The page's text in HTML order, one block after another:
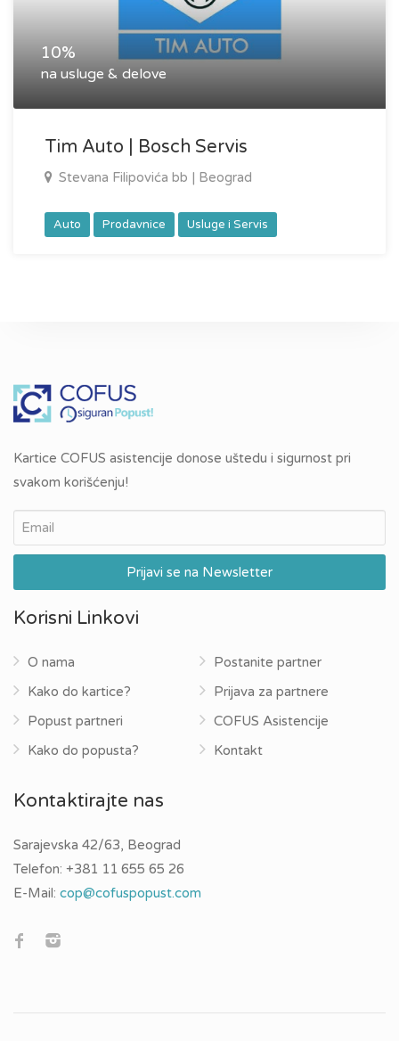
10%
na usluge & delove
Tim Auto | Bosch Servis
Stevana Filipovića bb | Beograd
Auto Prodavnice Usluge i Servis
Kartice COFUS asistencije donose uštedu i sigurnost pri
svakom korišćenju!
Korisni Linkovi
O nama
Kako do kartice?
Popust partneri
Kako do popusta?
Postanite partner
Prijava za partnere
COFUS Asistencije
Kontakt
Kontaktirajte nas
Sarajevska 42/63, Beograd
Telefon: +381 11 655 65 26
E-Mail: cop@cofuspopust.com